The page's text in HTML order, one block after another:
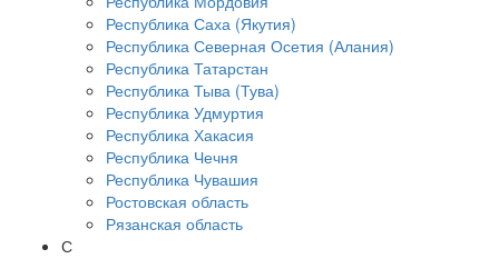
Республика Саха (Якутия)
Республика Северная Осетия (Алания)
Республика Татарстан
Республика Тыва (Тува)
Республика Удмуртия
Республика Хакасия
Республика Чечня
Республика Чувашия
Ростовская область
Рязанская область
С